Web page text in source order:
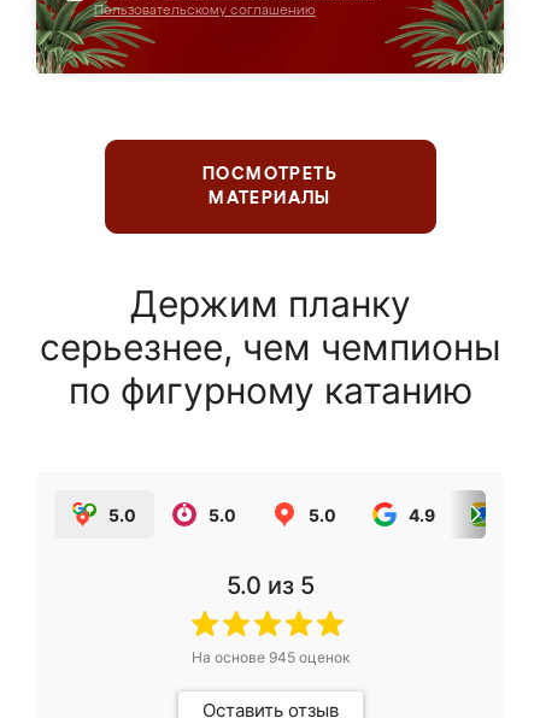
Пользовательскому соглашению
ПОСМОТРЕТЬ
МАТЕРИАЛЫ
Держим планку
серьезнее, чем чемпионы
по фигурному катанию
5.0 5.0 5.0 4.9
5.0 из 5
На основе 945оценок
Оставить отзыв